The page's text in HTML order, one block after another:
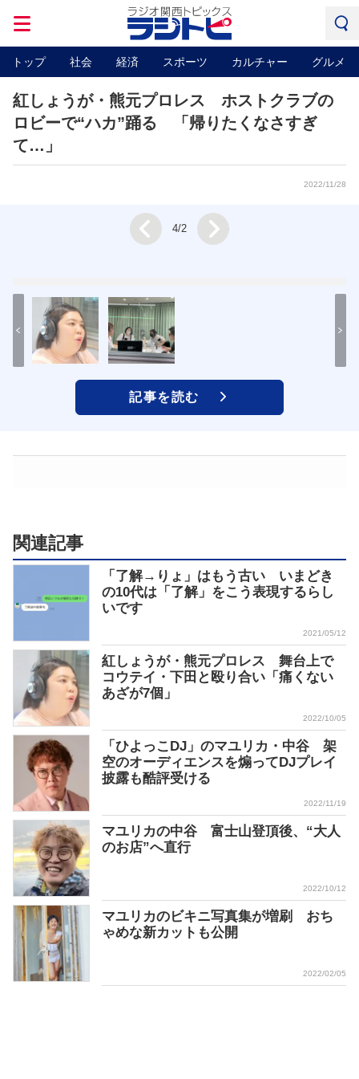
トップ 社会 経済 スポーツ カルチャー グルメ
紅しょうが・熊元プロレス ホストクラブの
ロビーで“ハカ”踊る 「帰りたくなさすぎ
て…」
2022/11/28
Prev 4/2
記事を読む
関連記事
「了解→りょ」はもう古い いまどき
の10代は「了解」をこう表現するらし
いです
2021/05/12
紅しょうが・熊元プロレス 舞台上で
コウテイ・下田と殴り合い「痛くない
あざが7個」
2022/10/05
「ひよっこDJ」のマユリカ・中谷 架
空のオーディエンスを煽ってDJプレイ
披露も酷評受ける
2022/11/19
マユリカの中谷 富士山登頂後、“大人
のお店”へ直行
2022/10/12
マユリカのビキニ写真集が増刷 おち
ゃめな新カットも公開
2022/02/05